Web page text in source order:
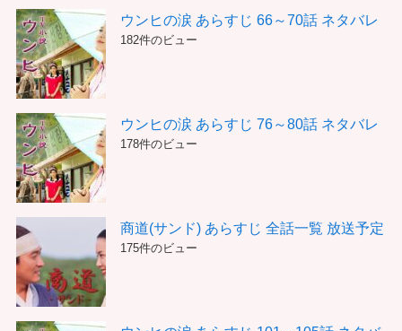
ウンヒの涙 あらすじ 66～70話 ネタバレ
182件のビュー
ウンヒの涙 あらすじ 76～80話 ネタバレ
178件のビュー
商道(サンド) あらすじ 全話一覧 放送予定
175件のビュー